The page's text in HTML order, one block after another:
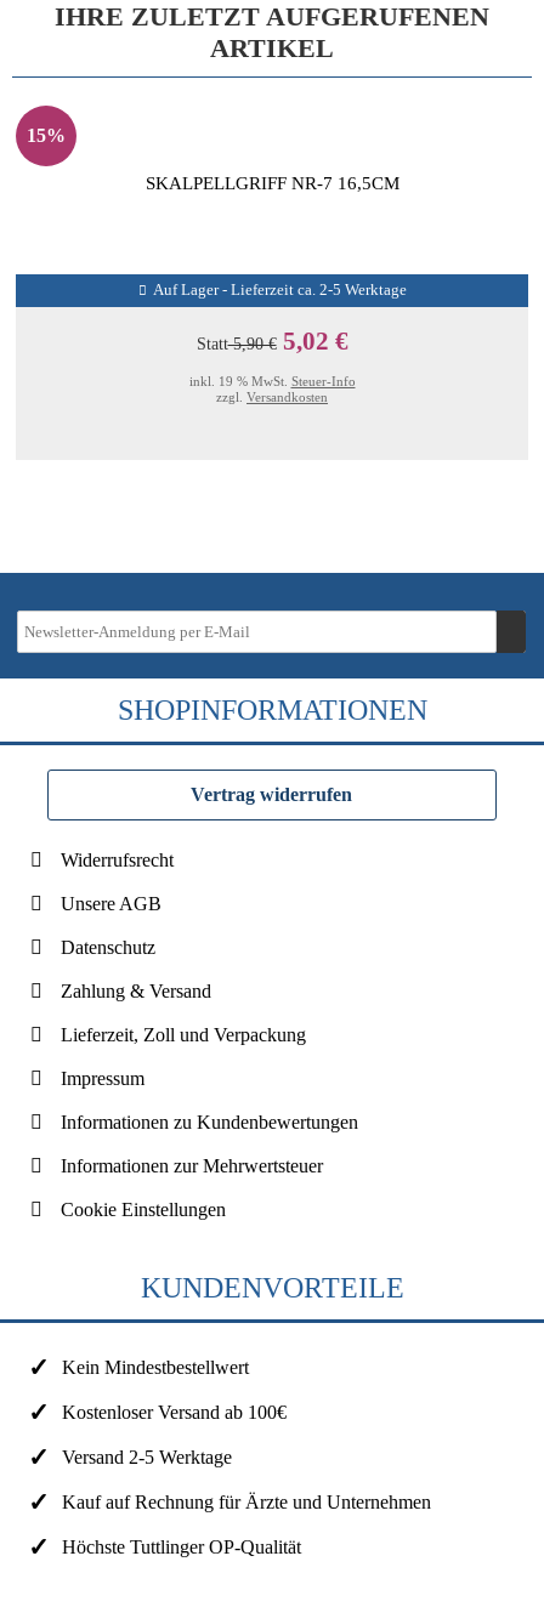
IHRE ZULETZT AUFGERUFENEN
ARTIKEL
15%
SKALPELLGRIFF NR-7 16,5CM
Auf Lager - Lieferzeit ca. 2-5 Werktage
Statt5,90 € 5,02 €
inkl. 19 % MwSt. Steuer-Info
zzgl. Versandkosten
SHOPINFORMATIONEN
Vertrag widerrufen
Widerrufsrecht
Unsere AGB
Datenschutz
Zahlung & Versand
Lieferzeit, Zoll und Verpackung
Impressum
Informationen zu Kundenbewertungen
Informationen zur Mehrwertsteuer
Cookie Einstellungen
KUNDENVORTEILE
Kein Mindestbestellwert
Kostenloser Versand ab 100€
Versand 2-5 Werktage
Kauf auf Rechnung für Ärzte und Unternehmen
Höchste Tuttlinger OP-Qualität